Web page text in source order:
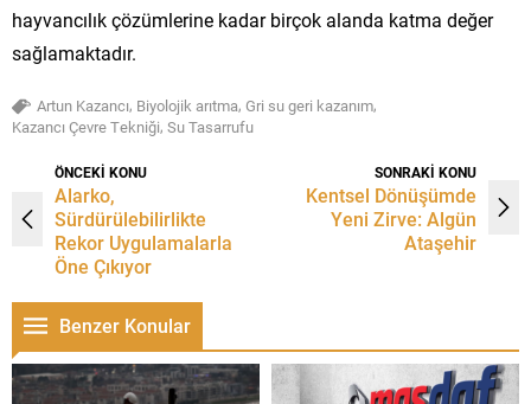
hayvancılık çözümlerine kadar birçok alanda katma değer
sağlamaktadır.
Artun Kazancı, Biyolojik arıtma, Gri su geri kazanım,
Kazancı Çevre Tekniği, Su Tasarrufu
ÖNCEKİ KONU
Alarko,
Sürdürülebilirlikte
Rekor Uygulamalarla
Öne Çıkıyor
SONRAKİ KONU
Kentsel Dönüşümde
Yeni Zirve: Algün
Ataşehir
Benzer Konular